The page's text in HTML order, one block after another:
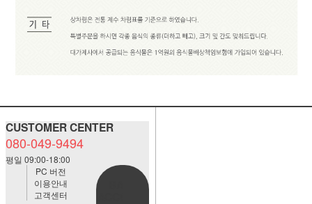
CUSTOMER CENTER
080-049-9494
평일 09:00-18:00
PC 버전
이용안내
고객센터